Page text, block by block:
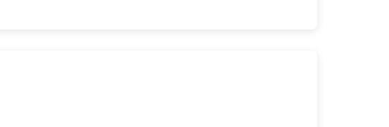
段 ThreadsPowered by Firstory Hosting